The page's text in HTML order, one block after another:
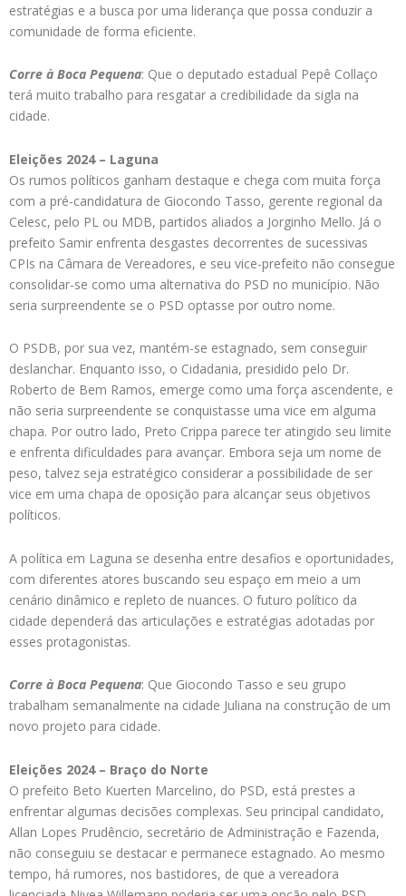
estratégias e a busca por uma liderança que possa conduzir a
comunidade de forma eficiente.
Corre à Boca Pequena: Que o deputado estadual Pepê Collaço
terá muito trabalho para resgatar a credibilidade da sigla na
cidade.
Eleições 2024 – Laguna
Os rumos políticos ganham destaque e chega com muita força
com a pré-candidatura de Giocondo Tasso, gerente regional da
Celesc, pelo PL ou MDB, partidos aliados a Jorginho Mello. Já o
prefeito Samir enfrenta desgastes decorrentes de sucessivas
CPIs na Câmara de Vereadores, e seu vice-prefeito não consegue
consolidar-se como uma alternativa do PSD no município. Não
seria surpreendente se o PSD optasse por outro nome.
O PSDB, por sua vez, mantém-se estagnado, sem conseguir
deslanchar. Enquanto isso, o Cidadania, presidido pelo Dr.
Roberto de Bem Ramos, emerge como uma força ascendente, e
não seria surpreendente se conquistasse uma vice em alguma
chapa. Por outro lado, Preto Crippa parece ter atingido seu limite
e enfrenta dificuldades para avançar. Embora seja um nome de
peso, talvez seja estratégico considerar a possibilidade de ser
vice em uma chapa de oposição para alcançar seus objetivos
políticos.
A política em Laguna se desenha entre desafios e oportunidades,
com diferentes atores buscando seu espaço em meio a um
cenário dinâmico e repleto de nuances. O futuro político da
cidade dependerá das articulações e estratégias adotadas por
esses protagonistas.
Corre à Boca Pequena: Que Giocondo Tasso e seu grupo
trabalham semanalmente na cidade Juliana na construção de um
novo projeto para cidade.
Eleições 2024 – Braço do Norte
O prefeito Beto Kuerten Marcelino, do PSD, está prestes a
enfrentar algumas decisões complexas. Seu principal candidato,
Allan Lopes Prudêncio, secretário de Administração e Fazenda,
não conseguiu se destacar e permanece estagnado. Ao mesmo
tempo, há rumores, nos bastidores, de que a vereadora